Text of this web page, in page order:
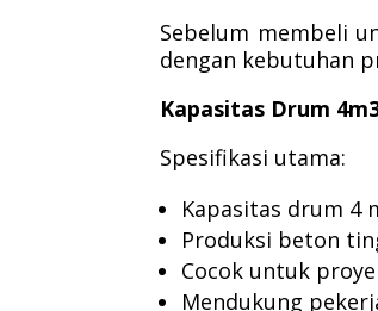
Sebelum membeli
dengan kebutuhan
Kapasitas Drum
Spesifikasi utama:
Kapasitas drum 4
Produksi beton
Cocok untuk
Mendukung